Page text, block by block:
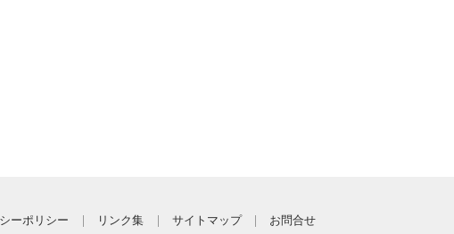
ーポリシー リンク集 サイトマップ お問合せ